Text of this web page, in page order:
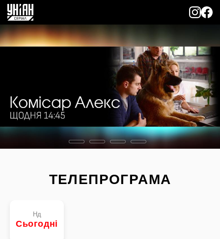
ТЕЛЕПРОГРАМА
Нд
сьогодні